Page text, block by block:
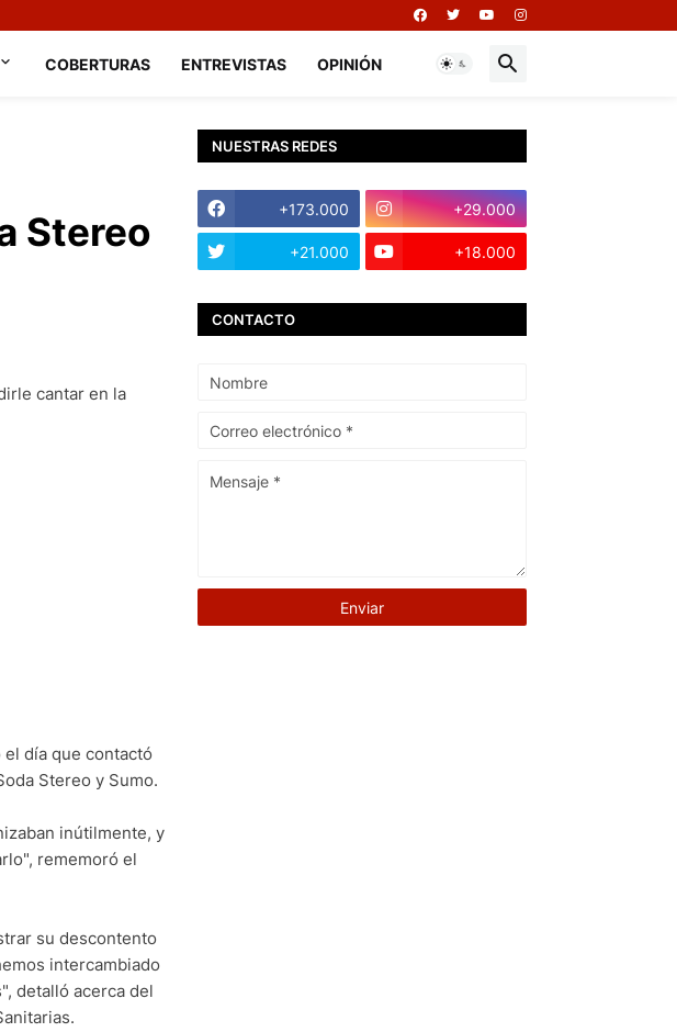
COBERTURAS ENTREVISTAS OPINIÓN
Stereo
cantar en la
el día que contactó
Stereo y Sumo.
inútilmente, y
rememoró el
su descontento
intercambiado
detalló acerca del
NUESTRAS REDES
+173.000 +29.000
+21.000 +18.000
CONTACTO